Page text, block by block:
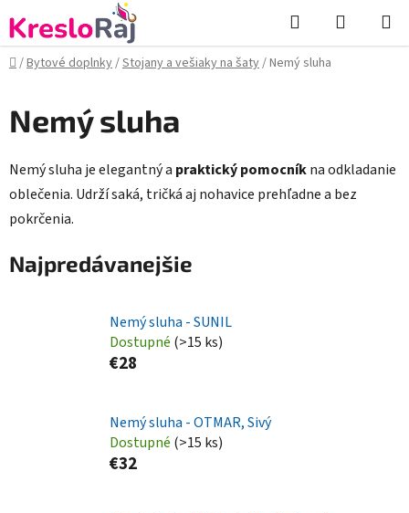
na
obsah
Hľadať
KOŠÍK
Domov
/Bytové doplnky/Stojany a vešiaky na šaty/Nemý sluha
Nemý sluha
Nemý sluha je elegantný a praktický pomocníkna odkladanie
oblečenia. Udrží saká, tričká aj nohavice prehľadne a bez
pokrčenia.
Najpredávanejšie
Nemý sluha - SUNIL
Dostupné (>15 ks)
€28
Nemý sluha - OTMAR, Sivý
Dostupné (>15 ks)
€32